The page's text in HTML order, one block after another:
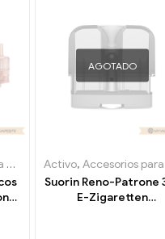
,
AGOTADO
Activo, Accesorios para cigarrillos electrónicos
Suorin Reno-Patrone
E-Zigaretten